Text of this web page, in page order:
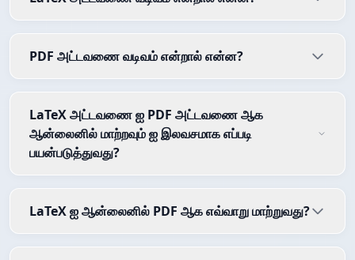
PDF அட்டவணை வடிவம் என்றால் என்ன?
LaTeX அட்டவணை ஐ PDF அட்டவணை ஆக
ஆன்லைனில் மாற்றவும் ஐ இலவசமாக எப்படி
பயன்படுத்துவது?
LaTeX ஐ ஆன்லைனில் PDF ஆக எவ்வாறு மாற்றுவது?